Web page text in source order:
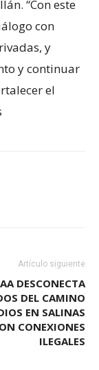
“Con este
con
y
y continuar
el
Artículo siguiente
DESCONECTA
DEL CAMINO
EN SALINAS
CONEXIONES
ILEGALES